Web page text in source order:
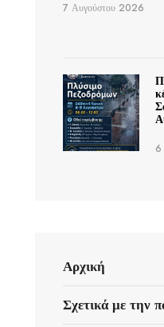
7 Αυγούστου 2026
6
Αρχική
Σχετικά με την